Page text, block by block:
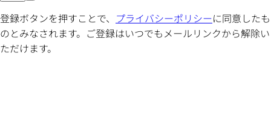
登録ボタンを押すことで、 プライバシーポリシーに同意したも
のとみなされます。ご登録はいつでもメールリンクから解除い
ただけます。